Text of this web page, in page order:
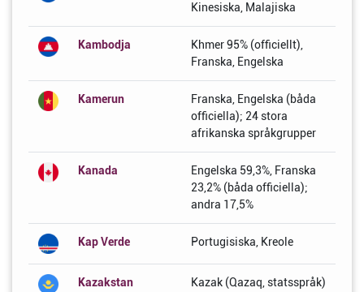
Kinesiska, Malajiska
Kambodja
Khmer 95% (officiellt),
Franska, Engelska
Kamerun
Franska, Engelska (båda
officiella); 24 stora
afrikanska språkgrupper
Kanada
Engelska 59,3%, Franska
23,2% (båda officiella);
andra 17,5%
Kap Verde Portugisiska, Kreole
Kazakstan
Kazak (Qazaq, statsspråk)